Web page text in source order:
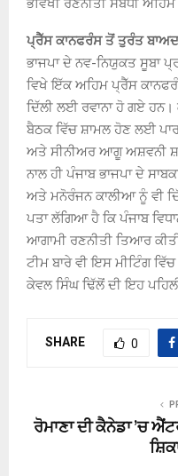
ਭਵਿੱਖੀ ਰਣਨੀਤੀ ਸਬੰਧੀ ਅਹਿਮ
ਪ੍ਰੈੱਸ ਕਾਨਫਰੰਸ ਤੋਂ ਤੁਰੰਤ ਬਾਅਦ
ਭਾਜਪਾ ਦੇ ਨਵ-ਨਿਯੁਕਤ ਸੂਬਾ
ਵਿਖੇ ਇੱਕ ਅਹਿਮ ਪ੍ਰੈੱਸ
ਦਿੱਲੀ ਲਈ ਰਵਾਨਾ ਹੋ ਗਏ
ਬੈਠਕ ਵਿੱਚ ਸ਼ਾਮਲ ਹੋਣ ਲਈ
ਅਤੇ ਸੀਨੀਅਰ ਆਗੂ ਅਸ਼ਵਨੀ
ਨਾਲ ਹੀ ਪੰਜਾਬ ਭਾਜਪਾ ਦੇ
ਅਤੇ ਮਨੋਰੰਜਨ ਕਾਲੀਆ ਨੂੰ ਵੀ
ਪਤਾ ਲੱਗਿਆ ਹੈ ਕਿ ਪੰਜਾਬ
ਆਗਾਮੀ ਰਣਨੀਤੀ ਤਿਆਰ
ਟੀਮ ਬਾਰੇ ਵੀ ਇਸ ਮੀਟਿੰਗ
ਕੇਵਲ ਸਿੰਘ ਢਿੱਲੋਂ ਦੀ ਇਹ
SHARE 0
ਰੋਮਾਣਾ ਦੀ ਕੈਨੇਡਾ ’ਚ